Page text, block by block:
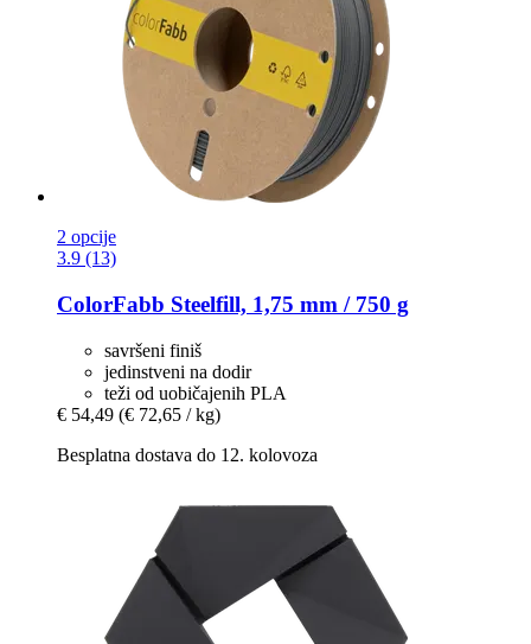
2 opcije
3.9 (13)
ColorFabb Steelfill, 1,75 mm / 750 g
savršeni finiš
jedinstveni na dodir
teži od uobičajenih PLA
€ 54,49 (€ 72,65 / kg)
Besplatna dostava do 12. kolovoza